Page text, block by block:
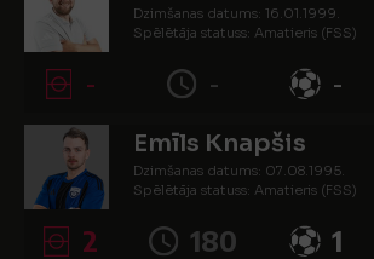
Dzimšanas datums: 16.01.1999.
Spēlētāja statuss: Amatieris (FSS)
- - -
Emīls Knapšis
Dzimšanas datums: 07.08.1995.
Spēlētāja statuss: Amatieris (FSS)
2 180 1